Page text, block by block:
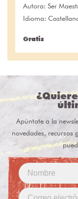
Autora: Ser
Idioma:
Gratis
Apúntate a la
novedades, recursos